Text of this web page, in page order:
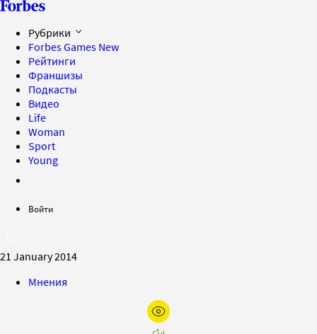
Рубрики
Forbes Games New
Рейтинги
Франшизы
Подкасты
Видео
Life
Woman
Sport
Young
Войти
21 January 2014
Мнения